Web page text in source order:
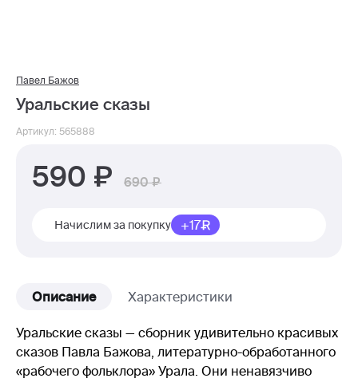
Павел Бажов
Уральские сказы
Артикул: 565888
590 690
Начислим за покупку +17
Описание Характеристики
Уральские сказы — сборник удивительно красивых
сказов Павла Бажова, литературно-обработанного
«рабочего фольклора» Урала. Они ненавязчиво